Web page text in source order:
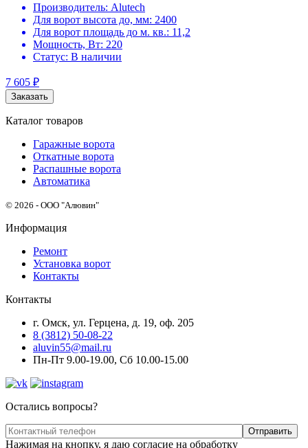
Производитель: Alutech
Для ворот высота до, мм: 2400
Для ворот площадь до м. кв.: 11,2
Мощность, Вт: 220
Статус: В наличии
7 605 ₽
Заказать
Каталог товаров
Гаражные ворота
Откатные ворота
Распашные ворота
Автоматика
© 2026 - ООО "Алювин"
Информация
Ремонт
Установка ворот
Контакты
Контакты
г. Омск, ул. Герцена, д. 19, оф. 205
8 (3812) 50-08-22
aluvin55@mail.ru
Пн-Пт 9.00-19.00, Сб 10.00-15.00
Остались вопросы?
Нажимая на кнопку, я даю согласие на обработку